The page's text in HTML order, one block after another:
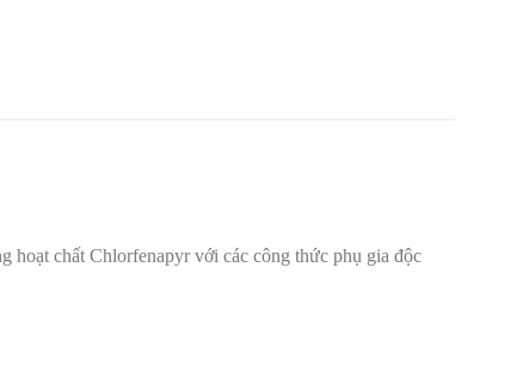
hoạt chất Chlorfenapyr với các công thức phụ gia độc